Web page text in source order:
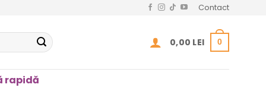
Contact
0,00 LEI 0
rapidă